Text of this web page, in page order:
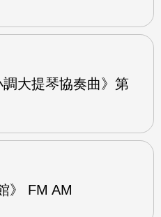
大提琴協奏曲》第
》 FM AM